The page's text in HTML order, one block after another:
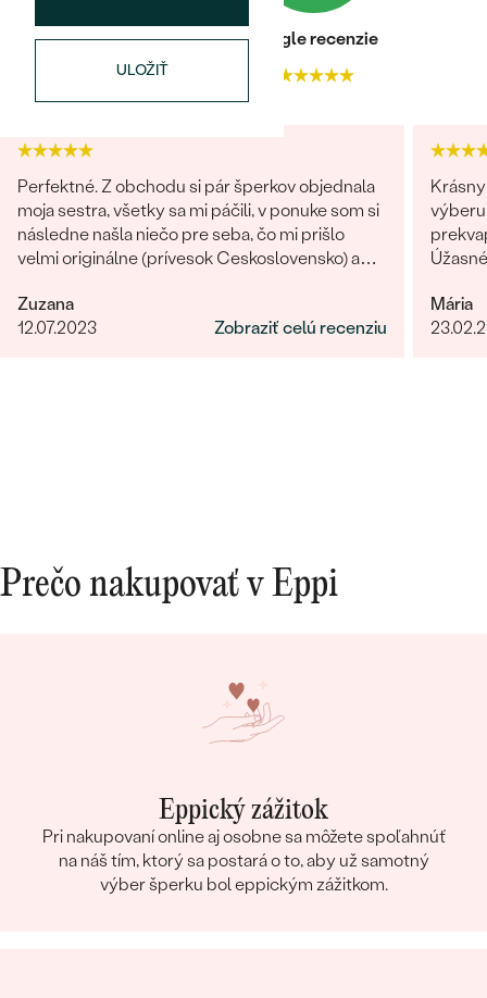
ULOŽIŤ
Heuréka recenzie
4.9
Google recenzie
Perfektné. Z obchodu si pár šperkov objednala
moja sestra, všetky sa mi páčili, v ponuke som si
následne našla niečo pre seba, čo mi prišlo
velmi originálne (prívesok Ceskoslovensko) a
komunikácia a doručenie tovaru na 1 s ⭐️.
Obchod a tovar odporúčam, kto hladá šperk,
Zuzana
12.07.2023
Zobraziť celú recenziu
výberu
Mária
Prečo nakupovať v Eppi
Eppický zážitok
Pri nakupovaní online aj osobne sa môžete spoľahnúť
na náš tím, ktorý sa postará o to, aby už samotný
výber šperku bol eppickým zážitkom.